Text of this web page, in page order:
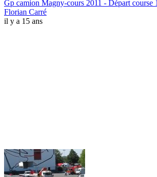
Gp camion Magny-cours 2011 - Départ course
Florian Carré
il y a 15 ans